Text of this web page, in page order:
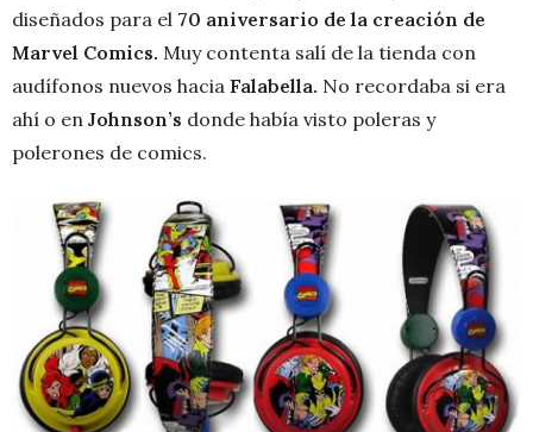
diseñados para el 70 aniversario de la creación de
Marvel Comics. Muy contenta salí de la tienda con
audífonos nuevos hacia Falabella. No recordaba si era
ahí o en Johnson’s donde había visto poleras y
polerones de comics.